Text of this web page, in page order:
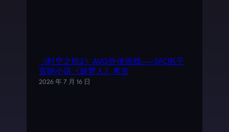
《时空之轮2》AVG外传游戏——SFC电子
音响小说《旅梦人》考古
2026 年 7 月 16 日